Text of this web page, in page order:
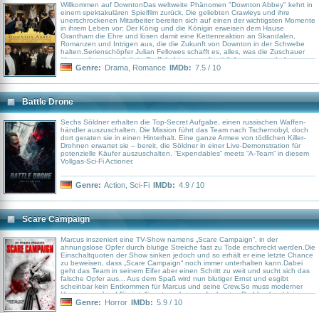
Willkommen auf DowntonDas weltweite Phänomen "Downton Abbey" kehrt in
einem spektakulären Spielfilm zurück. Die geliebten Crawleys und ihre
unerschrockenen Mitarbeiter bereiten sich auf einen der wichtigsten Momente
in ihrem Leben vor: Der König und die Königin erweisen dem Hause
Grantham die Ehre und lösen damit eine Kettenreaktion an Skandalen,
Romanzen und Intrigen aus, die die Zukunft von Downton in der Schwebe
halten.Serienschöpfer Julian Fellowes schafft es, alles, was die Zuschauer
über sechs preisgekrönte Staffeln hinweg weltweit liebgewonnen haben, nun
zu einem großartigen Film-Erlebnis zu machen. Man darf mitfiebern,
scharfen Sprüchen der Dowager Countess erfreuen.
Genre: Drama Romance IMDb: 7.5 / 10
Battle Drone
Sechs Söldner erhalten die Top-Secret Aufgabe, einen russischen Waffen-
händler auszuschalten. Die Mission führt das Team nach Tschernobyl, doch
dort geraten sie in einen Hinterhalt. Eine ganze Armee von tödlichen Killer-
Drohnen erwartet sie – bereit, die Söldner in einer Live-Demonstration für
potenzielle Käufer auszuschalten. “Expendables” meets “A-Team” in diesem
Vollgas-Sci-Fi Actioner.
Genre: Action Sci-Fi IMDb: 4.9 / 10
Scare Campaign
Marcus inszeniert eine TV-Show namens „Scare Campaign“, in der
ahnungslose Opfer durch blutige Streiche fast zu Tode erschreckt werden.Die
Einschaltquoten der Show sinken jedoch und so erhält er eine letzte Chance
zu beweisen, dass „Scare Campaign“ noch immer unterhalten kann.Dabei
geht das Team in seinem Eifer aber einen Schritt zu weit und sucht sich das
falsche Opfer aus... Aus dem Spaß wird nun blutiger Ernst und esgibt
scheinbar kein Entkommen für Marcus und seine Crew.So muss moderner
Horror aussehen! Ein intelligentes, clever aufgebautes Drehbuch mit leiser
Gesellschaftskritik und einer blutigen Überraschunghinter jeder Ecke, das
Genre: Horror IMDb: 5.9 / 10